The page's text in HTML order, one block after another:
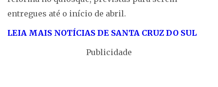
entregues até o início de abril.
LEIA MAIS NOTÍCIAS DE SANTA CRUZ DO SUL
Publicidade